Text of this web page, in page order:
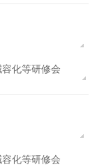
化等研修会
化等研修会